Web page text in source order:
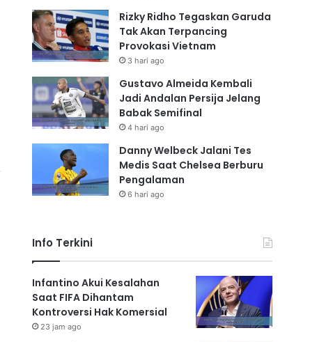
Rizky Ridho Tegaskan Garuda
Tak Akan Terpancing
Provokasi Vietnam
3 hari ago
Gustavo Almeida Kembali
Jadi Andalan Persija Jelang
Babak Semifinal
4 hari ago
Danny Welbeck Jalani Tes
Medis Saat Chelsea Berburu
Pengalaman
6 hari ago
Info Terkini
Infantino Akui Kesalahan
Saat FIFA Dihantam
Kontroversi Hak Komersial
23 jam ago